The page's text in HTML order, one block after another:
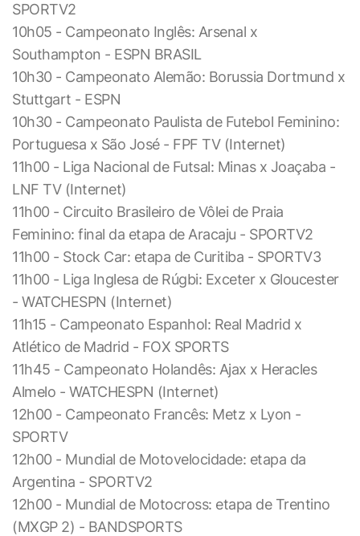
SPORTV2
10h05 - Campeonato Inglês: Arsenal x
Southampton - ESPN BRASIL
10h30 - Campeonato Alemão: Borussia Dortmund x
Stuttgart - ESPN
10h30 - Campeonato Paulista de Futebol Feminino:
Portuguesa x São José - FPF TV (Internet)
11h00 - Liga Nacional de Futsal: Minas x Joaçaba -
LNF TV (Internet)
11h00 - Circuito Brasileiro de Vôlei de Praia
Feminino: final da etapa de Aracaju - SPORTV2
11h00 - Stock Car: etapa de Curitiba - SPORTV3
11h00 - Liga Inglesa de Rúgbi: Exceter x Gloucester
- WATCHESPN (Internet)
11h15 - Campeonato Espanhol: Real Madrid x
Atlético de Madrid - FOX SPORTS
11h45 - Campeonato Holandês: Ajax x Heracles
Almelo - WATCHESPN (Internet)
12h00 - Campeonato Francês: Metz x Lyon -
SPORTV
12h00 - Mundial de Motovelocidade: etapa da
Argentina - SPORTV2
12h00 - Mundial de Motocross: etapa de Trentino
(MXGP 2) - BANDSPORTS